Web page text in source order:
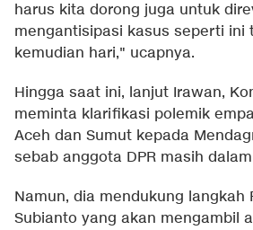
harus kita dorong juga untuk
mengantisipasi kasus seperti ini
kemudian hari," ucapnya.
Hingga saat ini, lanjut Irawan,
meminta klarifikasi polemik
Aceh dan Sumut kepada
sebab anggota DPR masih
Namun, dia mendukung langkah
Subianto yang akan mengambil